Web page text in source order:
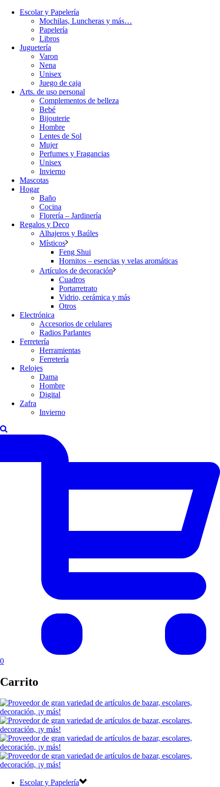
Escolar y Papelería
Mochilas, Luncheras y más…
Papelería
Libros
Juguetería
Varon
Nena
Unisex
Juego de caja
Arts. de uso personal
Complementos de belleza
Bebé
Bijouterie
Hombre
Lentes de Sol
Mujer
Perfumes y Fragancias
Unisex
Invierno
Mascotas
Hogar
Baño
Cocina
Florería – Jardinería
Regalos y Deco
Alhajeros y Baúles
Místicos
Feng Shui
Hornitos – esencias y velas aromáticas
Artículos de decoración
Cuadros
Portarretrato
Vidrio, cerámica y más
Otros
Electrónica
Accesorios de celulares
Radios Parlantes
Ferretería
Herramientas
Ferretería
Relojes
Dama
Hombre
Digital
Zafra
Invierno
0
Carrito
Escolar y Papelería